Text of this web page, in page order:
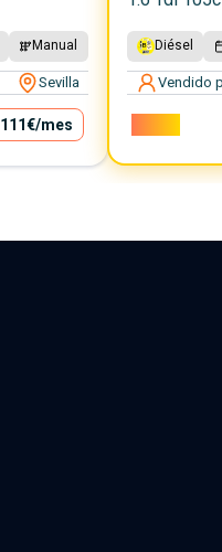
Manual
Sevilla
111€/mes
Diésel
Vendido